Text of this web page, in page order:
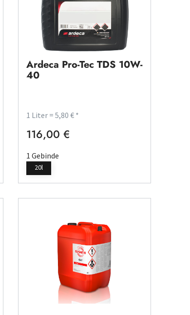
Ardeca Pro-Tec TDS 10W-
40
1 Liter = 5,80 € *
Regulärer Preis:
116,00 €
1 Gebinde
20l